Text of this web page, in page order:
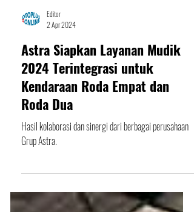
Editor
2 Apr 2024
Astra Siapkan Layanan Mudik
2024 Terintegrasi untuk
Kendaraan Roda Empat dan
Roda Dua
Grup Astra.